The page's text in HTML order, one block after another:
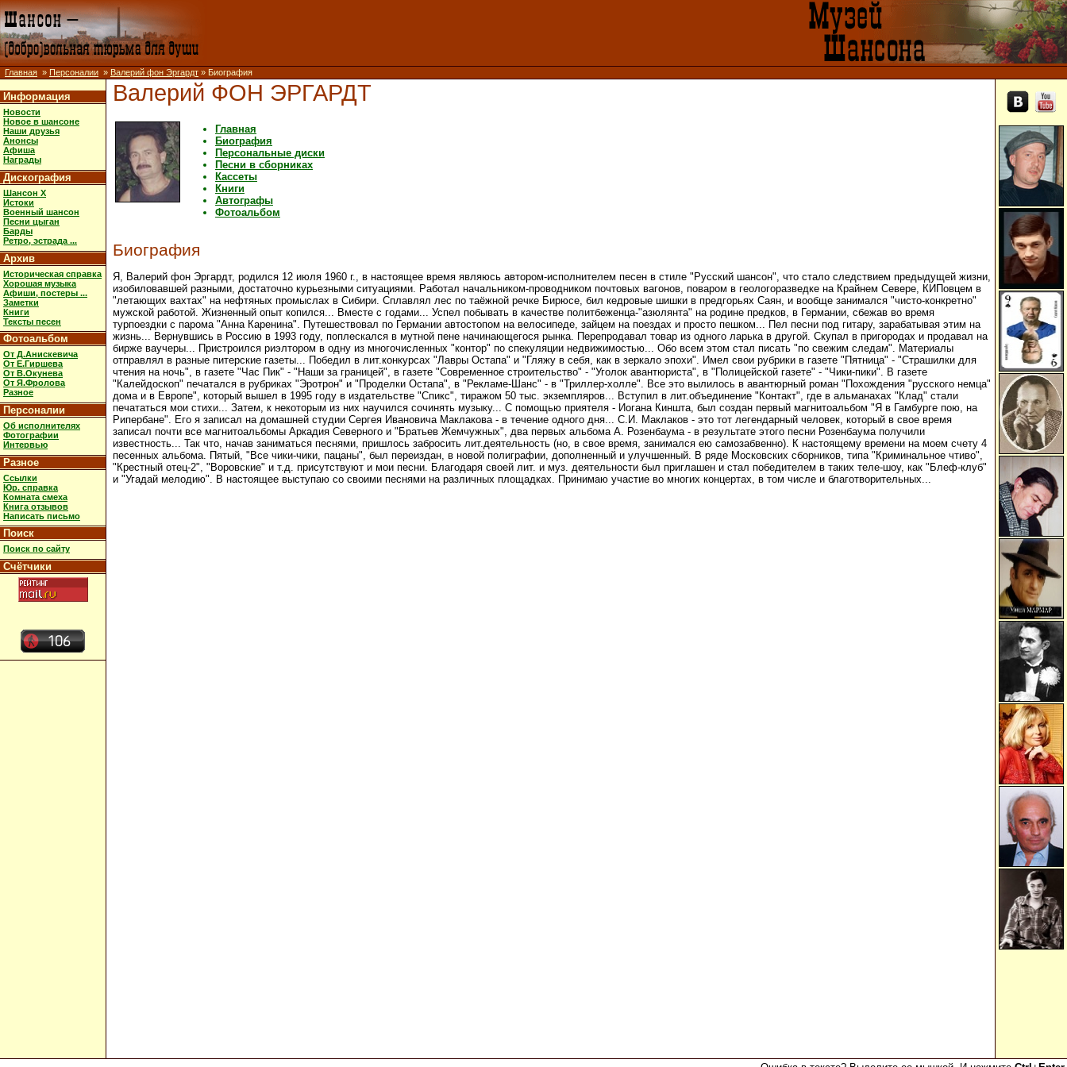
Главная » Персоналии » Валерий фон Эргардт » Биография
Информация
Новости
Новое в шансоне
Наши друзья
Анонсы
Афиша
Награды
Дискография
Шансон X
Истоки
Военный шансон
Песни цыган
Барды
Ретро, эстрада ...
Архив
Историческая справка
Хорошая музыка
Афиши, постеры ...
Заметки
Книги
Тексты песен
Фотоальбом
От Д.Анискевича
От Е.Гиршева
От В.Окунева
От Я.Фролова
Разное
Персоналии
Об исполнителях
Фотографии
Интервью
Разное
Ссылки
Юр. справка
Комната смеха
Книга отзывов
Написать письмо
Поиск
Поиск по сайту
Счётчики
Валерий ФОН ЭРГАРДТ
Главная
Биография
Персональные диски
Песни в сборниках
Кассеты
Книги
Автографы
Фотоальбом
Биография
Я, Валерий фон Эргардт, родился 12 июля 1960 г., в настоящее время являюсь автором-исполнителем песен в стиле "Русский шансон", что стало следствием предыдущей жизни,
изобиловавшей разными, достаточно курьезными ситуациями. Работал начальником-проводником почтовых вагонов, поваром в геологоразведке на Крайнем Севере, КИПовцем в
"летающих вахтах" на нефтяных промыслах в Сибири. Сплавлял лес по таёжной речке Бирюсе, бил кедровые шишки в предгорьях Саян, и вообще занимался "чисто-конкретно"
мужской работой. Жизненный опыт копился... Вместе с годами... Успел побывать в качестве политбеженца-"азюлянта" на родине предков, в Германии, сбежав во время
турпоездки с парома "Анна Каренина". Путешествовал по Германии автостопом на велосипеде, зайцем на поездах и просто пешком... Пел песни под гитару, зарабатывая этим на
жизнь... Вернувшись в Россию в 1993 году, поплескался в мутной пене начинающегося рынка. Перепродавал товар из одного ларька в другой. Скупал в пригородах и продавал на
бирже ваучеры... Пристроился риэлтором в одну из многочисленных "контор" по спекуляции недвижимостью... Обо всем этом стал писать "по свежим следам". Материалы
отправлял в разные питерские газеты... Победил в лит.конкурсах "Лавры Остапа" и "Гляжу в себя, как в зеркало эпохи". Имел свои рубрики в газете "Пятница" - "Страшилки для
чтения на ночь", в газете "Час Пик" - "Наши за границей", в газете "Современное строительство" - "Уголок авантюриста", в "Полицейской газете" - "Чики-пики". В газете
"Калейдоскоп" печатался в рубриках "Эротрон" и "Проделки Остапа", в "Рекламе-Шанс" - в "Триллер-холле". Все это вылилось в авантюрный роман "Похождения "русского немца"
дома и в Европе", который вышел в 1995 году в издательстве "Спикс", тиражом 50 тыс. экземпляров... Вступил в лит.объединение "Контакт", где в альманахах "Клад" стали
печататься мои стихи... Затем, к некоторым из них научился сочинять музыку... С помощью приятеля - Иогана Киншта, был создан первый магнитоальбом "Я в Гамбурге пою, на
Рипербане". Его я записал на домашней студии Сергея Ивановича Маклакова - в течение одного дня... С.И. Маклаков - это тот легендарный человек, который в свое время
записал почти все магнитоальбомы Аркадия Северного и "Братьев Жемчужных", два первых альбома А. Розенбаума - в результате этого песни Розенбаума получили
известность... Так что, начав заниматься песнями, пришлось забросить лит.деятельность (но, в свое время, занимался ею самозабвенно). К настоящему времени на моем счету 4
песенных альбома. Пятый, "Все чики-чики, пацаны", был переиздан, в новой полиграфии, дополненный и улучшенный. В ряде Московских сборников, типа "Криминальное чтиво",
"Крестный отец-2", "Воровские" и т.д. присутствуют и мои песни. Благодаря своей лит. и муз. деятельности был приглашен и стал победителем в таких теле-шоу, как "Блеф-клуб"
и "Угадай мелодию". В настоящее выступаю со своими песнями на различных площадках. Принимаю участие во многих концертах, в том числе и благотворительных...